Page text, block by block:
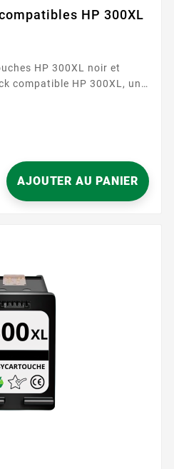
HP 300XL
HP 300XL noir et
pour vos
pack comprend deux
capacité, une noire et une
AJOUTER AU PANIER